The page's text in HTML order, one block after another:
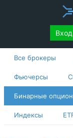
Вход
Все брокеры
Фьючерсы
Бинарные
Индексы